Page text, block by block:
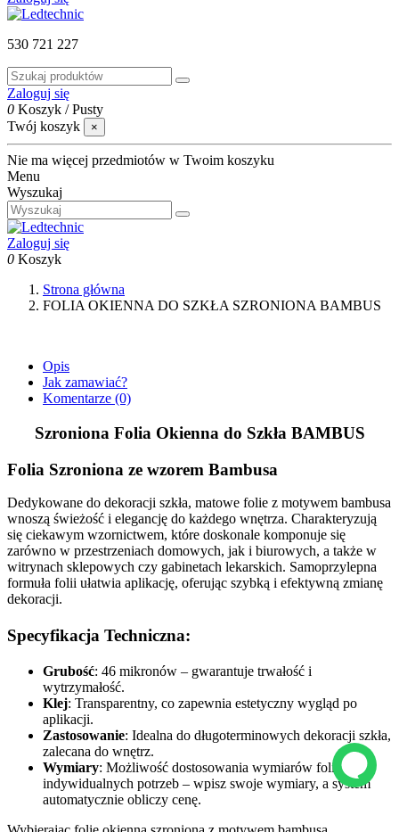
530 721 227
Zaloguj się
0 Koszyk /Pusty
Twój koszyk
×
Nie ma więcej przedmiotów w Twoim koszyku
Menu
Wyszukaj
Zaloguj się
0 Koszyk
Strona główna
FOLIA OKIENNA DO SZKŁA SZRONIONA BAMBUS
Opis
Jak zamawiać?
Komentarze (0)
Szroniona Folia Okienna do Szkła BAMBUS
Folia Szroniona ze wzorem Bambusa
Dedykowane do dekoracji szkła, matowe folie z motywem bambusa
wnoszą świeżość i elegancję do każdego wnętrza. Charakteryzują
się ciekawym wzornictwem, które doskonale komponuje się
zarówno w przestrzeniach domowych, jak i biurowych, a także w
witrynach sklepowych czy gabinetach lekarskich. Samoprzylepna
formuła folii ułatwia aplikację, oferując szybką i efektywną zmianę
dekoracji.
Specyfikacja Techniczna:
Grubość: 46 mikronów – gwarantuje trwałość i
wytrzymałość.
Klej: Transparentny, co zapewnia estetyczny wygląd po
aplikacji.
Zastosowanie: Idealna do długoterminowych dekoracji szkła,
zalecana do wnętrz.
Wymiary: Możliwość dostosowania wymiarów folii do
indywidualnych potrzeb – wpisz swoje wymiary, a system
automatycznie obliczy cenę.